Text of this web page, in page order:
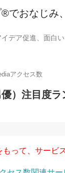
でおなじみ
デア促進、面白
アクセス数
）注目度
って、サービ